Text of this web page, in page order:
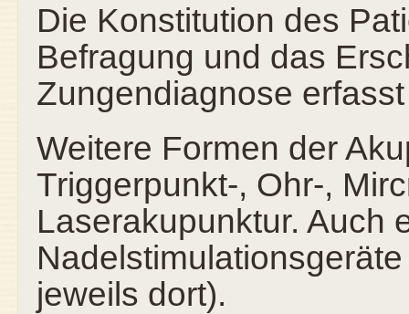
Die Konstitution des
Befragung und das
Zungendiagnose
Weitere Formen der
Triggerpunkt-, Ohr-,
Laserakupunktur. Auch
jeweils dort).